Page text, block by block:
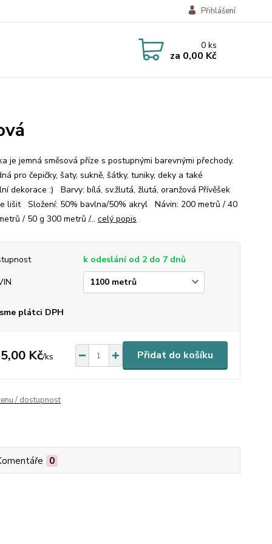
Přihlášení
0ks
za 0,00 Kč
je jemná směsová příze s postupnými barevnými přechody.
pro čepičky, šaty, sukně, šátky, tuniky, deky a také
dekorace :) Barvy: bílá, sv.žlutá, žlutá, oranžová Přívěšek
lišit Složení: 50% bavlna/50% akryl Návin: 200 metrů / 40
/ 50 g 300 metrů /... celý popis
k odeslání od 2 do 7 dnů
plátci DPH
Kč/ks Přidat do košíku
/ dostupnost
0